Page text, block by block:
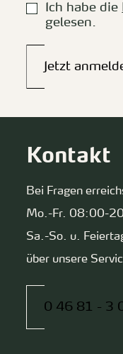
Ich habe die
gelesen.
Jetzt
Kontakt
Bei Fragen
Mo.-Fr. 08:00-
Sa.-So. u.
über unsere
0 46 81 - 3